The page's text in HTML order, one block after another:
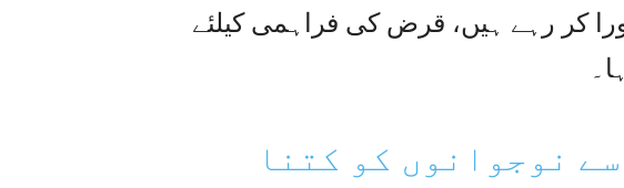
کر رہے ہیں، قرض کی فراہمی کیلئے
نوجوانوں کو کتنا